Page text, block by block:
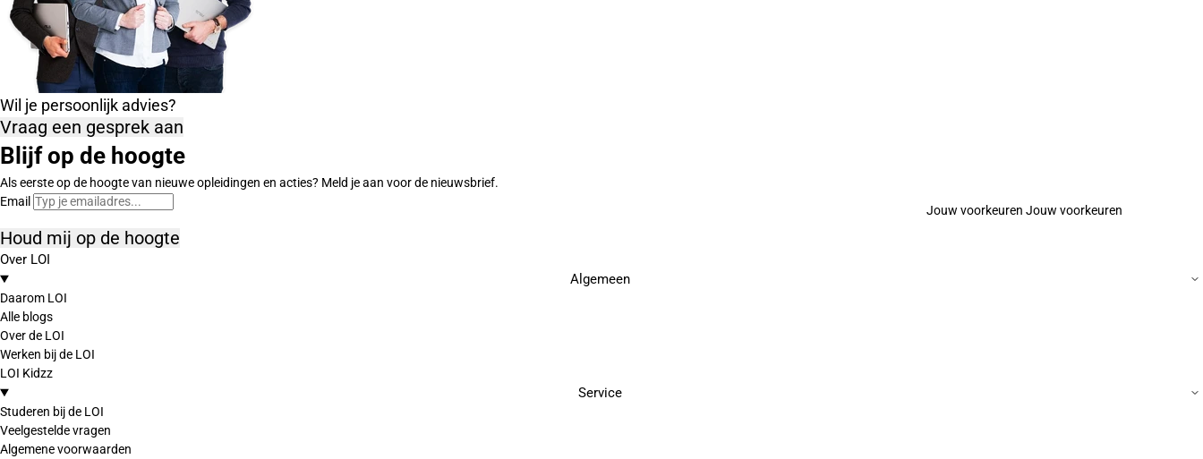
Wil je persoonlijk advies?
Vraag een gesprek aan
Blijf op de hoogte
Als eerste op de hoogte van nieuwe opleidingen en acties? Meld je aan voor de nieuwsbrief.
Email
Jouw voorkeuren
Houd mij op de hoogte
Over LOI
Algemeen
Daarom LOI
Alle blogs
Over de LOI
Werken bij de LOI
LOI Kidzz
Service
Studeren bij de LOI
Veelgestelde vragen
Algemene voorwaarden